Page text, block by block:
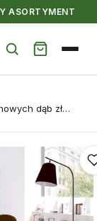
ASORTYMENT
Meblościanka Chicago 8 zestaw mebli salonowych dąb złoty